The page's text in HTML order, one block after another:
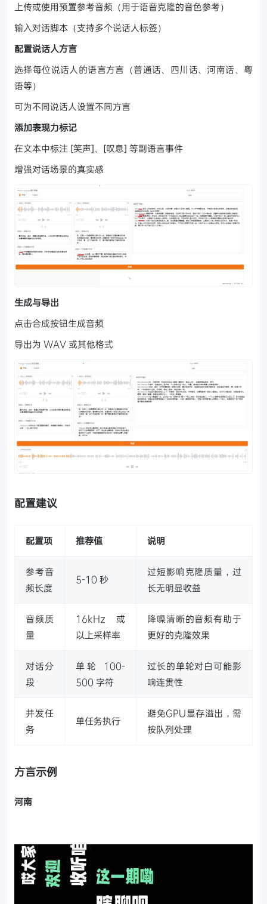
上传或使用预置参考音频（用于语音克隆的音色参考）
输入对话脚本（支持多个说话人标签）
配置说话人方言
选择每位说话人的语言方言（普通话、四川话、河南话、粤
语等）
可为不同说话人设置不同方言
添加表现力标记
在文本中标注 [笑声]、[叹息] 等副语言事件
增强对话场景的真实感
生成与导出
点击合成按钮生成音频
导出为 WAV 或其他格式
配置建议
配置项 推荐值 说明
参考音
频长度
5-10 秒
过短影响克隆质量，过
长无明显收益
音频质
量
16kHz 或
以上采样率
降噪清晰的音频有助于
更好的克隆效果
对话分
段
单轮 100-
500 字符
过长的单轮对白可能影
响连贯性
并发任
务
单任务执行
避免GPU显存溢出，需
按队列处理
方言示例
河南